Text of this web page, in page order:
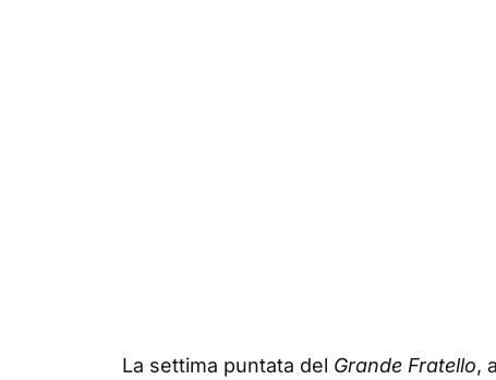
La settima puntata del Grande Fratello,